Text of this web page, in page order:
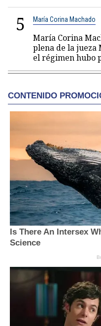
5 María Corina Machado
María Corina
plena de la jueza
el régimen hubo